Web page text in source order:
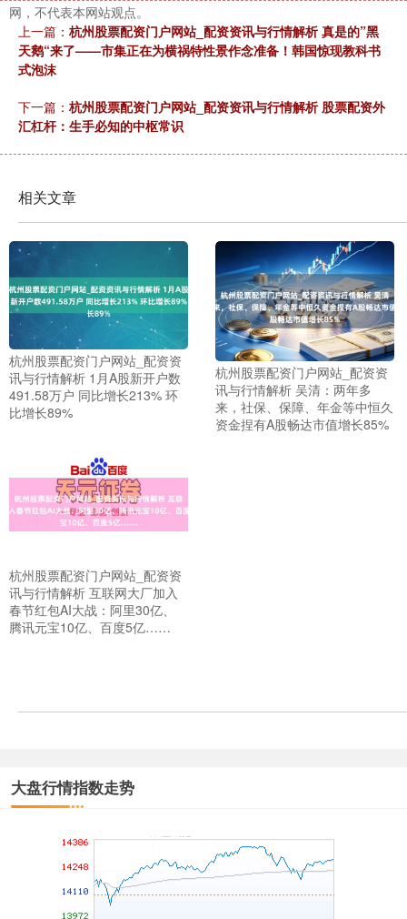
网，不代表本网站观点。
上一篇： 杭州股票配资门户网站_配资资讯与行情解析 真是的”黑
天鹅“来了——市集正在为横祸特性景作念准备！韩国惊现教科书
式泡沫
下一篇： 杭州股票配资门户网站_配资资讯与行情解析 股票配资外
汇杠杆：生手必知的中枢常识
相关文章
杭州股票配资门户网站_配资资
讯与行情解析 1月A股新开户数
491.58万户 同比增长213% 环
比增长89%
杭州股票配资门户网站_配资资
讯与行情解析 吴清：两年多
来，社保、保障、年金等中恒久
资金捏有A股畅达市值增长85%
杭州股票配资门户网站_配资资
讯与行情解析 互联网大厂加入
春节红包AI大战：阿里30亿、
腾讯元宝10亿、百度5亿……
大盘行情指数走势
上证综指 3940.04
深证成指